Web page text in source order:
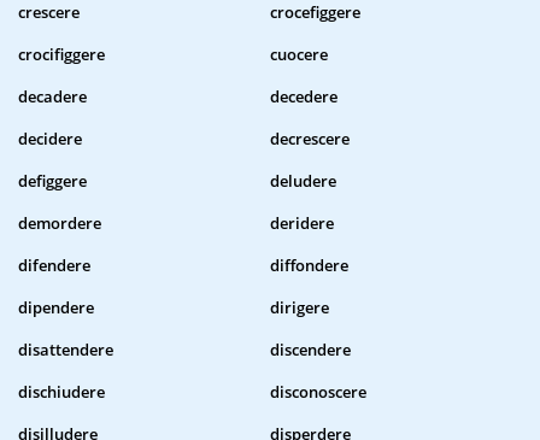
crescere
crocefiggere
crocifiggere
cuocere
decadere
decedere
decidere
decrescere
defiggere
deludere
demordere
deridere
difendere
diffondere
dipendere
dirigere
disattendere
discendere
dischiudere
disconoscere
disilludere
disperdere